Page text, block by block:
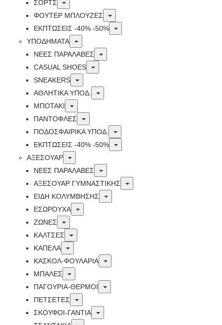
ΣΟΡΤΣ
Toggle
ΦΟΥΤΕΡ ΜΠΛΟΥΖΕΣ
Toggle
ΕΚΠΤΏΣΕΙΣ -40% -50%
Toggle
ΥΠΟΔΗΜΑΤΑ
Toggle
ΝΕΕΣ ΠΑΡΑΛΑΒΕΣ
Toggle
CASUAL SHOES
Toggle
SNEAKERS
Toggle
ΑΘΛΗΤΙΚΑ ΥΠΟΔ.
Toggle
ΜΠΟΤΑΚΙ
Toggle
ΠΑΝΤΟΦΛΕΣ
Toggle
ΠΟΔΟΣΦΑΙΡΙΚΆ ΥΠΟΔ.
Toggle
ΕΚΠΤΏΣΕΙΣ -40% -50%
Toggle
ΑΞΕΣΟΥΑΡ
Toggle
ΝΕΕΣ ΠΑΡΑΛΑΒΕΣ
Toggle
ΑΞΕΣΟΥΑΡ ΓΥΜΝΑΣΤΙΚΗΣ
Toggle
ΕΙΔΗ ΚΟΛΥΜΒΗΣΗΣ
Toggle
ΕΣΩΡΟΥΧΑ
Toggle
ΖΩΝΕΣ
Toggle
ΚΑΛΤΣΕΣ
Toggle
ΚΑΠΕΛΑ
Toggle
ΚΑΣΚΟΛ-ΦΟΥΛΑΡΙΑ
Toggle
ΜΠΑΛΕΣ
Toggle
ΠΑΓΟΥΡΙΑ-ΘΕΡΜΟΙ
Toggle
ΠΕΤΣΈΤΕΣ
Toggle
ΣΚΟΥΦΟΙ-ΓΑΝΤΙΑ
Toggle